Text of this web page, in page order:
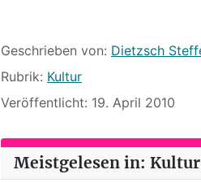
Details
Geschrieben von: Dietzsch
Rubrik: Kultur
Veröffentlicht: 19. April 2010
Meistgelesen in: Kultur